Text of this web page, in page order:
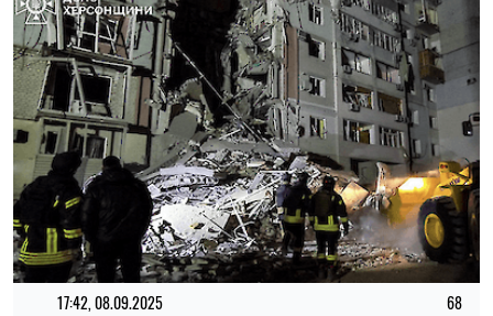
17:42, 08.09.2025 68